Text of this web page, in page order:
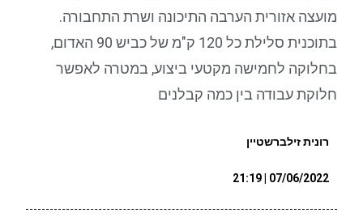
מועצה אזורית הערבה התיכונה ושרת התחבורה.
בתוכנית סלילת כל 120 ק"מ של כביש 90 האדום,
בחלוקה לחמישה מקטעי ביצוע, במטרה לאפשר
חלוקת עבודה בין כמה קבלנים
רונית זילברשטיין
07/06/2022 | 21:19